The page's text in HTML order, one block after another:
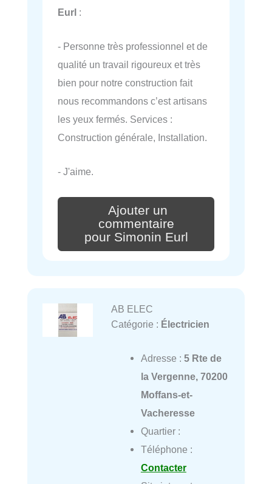
Eurl :
- Personne très professionnel et de
qualité un travail rigoureux et très
bien pour notre construction fait
nous recommandons c’est artisans
les yeux fermés. Services :
Construction générale, Installation.
- J'aime.
Ajouter un
commentaire
pour Simonin Eurl
AB ELEC
Catégorie : Électricien
Adresse : 5 Rte de
la Vergenne, 70200
Moffans-et-
Vacheresse
Quartier :
Téléphone :
Contacter